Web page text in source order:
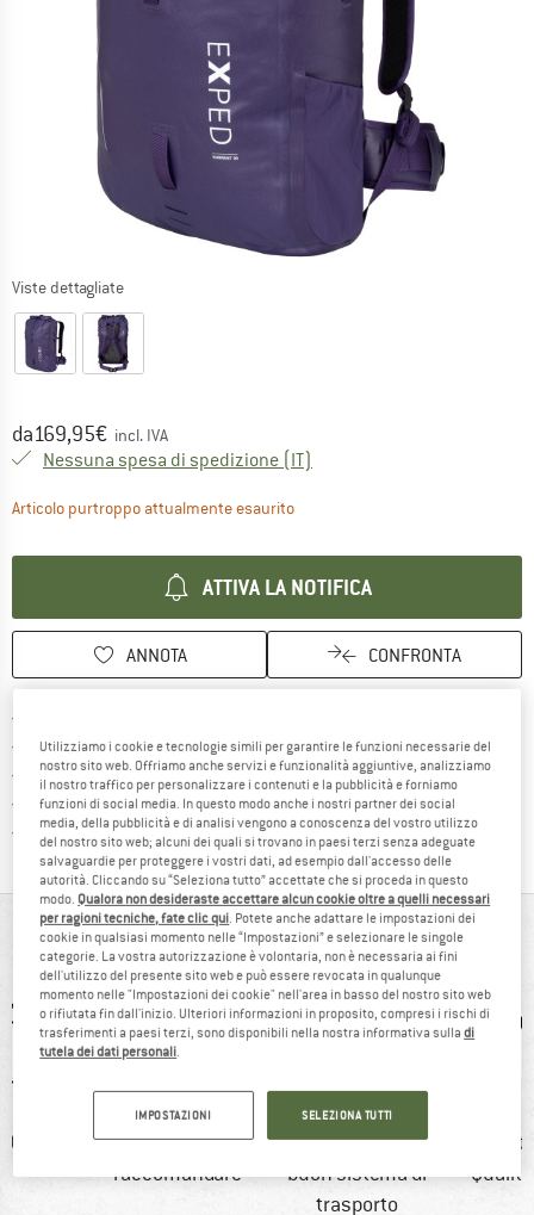
Viste dettagliate
Prezzo:
da169,95€ incl. IVA
Nessuna spesa di spedizione (IT)
Articolo purtroppo attualmente esauritoIl link si apre in una casella
ATTIVA LA NOTIFICA
ANNOTA CONFRONTA
100 giorni di diritto di recessoVai alla politica di recesso qui
> 4.000.000 clienti soddisfatti
Tutti gli articoli in magazzino
Tutela consumatori Trusted ShopsTrovi tutte le informazioni
IN BREVE
g
100%
raccomandare
clienti dicono:
buon sistema di
trasporto
Utilizziamo i cookie e tecnologie simili per garantire le funzioni necessarie del
nostro sito web. Offriamo anche servizi e funzionalità aggiuntive, analizziamo
il nostro traffico per personalizzare i contenuti e la pubblicità e forniamo
funzioni di social media. In questo modo anche i nostri partner dei social
media, della pubblicità e di analisi vengono a conoscenza del vostro utilizzo
del nostro sito web; alcuni dei quali si trovano in paesi terzi senza adeguate
salvaguardie per proteggere i vostri dati, ad esempio dall'accesso delle
autorità. Cliccando su “Seleziona tutto” accettate che si proceda in questo
modo. Qualora non desideraste accettare alcun cookie oltre a quelli necessari
per ragioni tecniche, fate clic qui. Potete anche adattare le impostazioni dei
cookie in qualsiasi momento nelle “Impostazioni” e selezionare le singole
categorie. La vostra autorizzazione è volontaria, non è necessaria ai fini
dell'utilizzo del presente sito web e può essere revocata in qualunque
momento nelle "Impostazioni dei cookie" nell'area in basso del nostro sito web
o rifiutata fin dall'inizio. Ulteriori informazioni in proposito, compresi i rischi di
trasferimenti a paesi terzi, sono disponibili nella nostra informativa sulladi
tutela dei dati personali.
IMPOSTAZIONI SELEZIONA TUTTI